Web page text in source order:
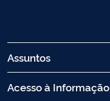
Assuntos
Acesso à Informação